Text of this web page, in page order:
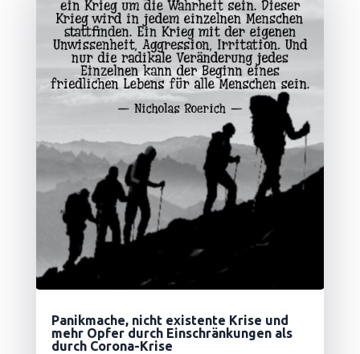
Panikmache, nicht existente Krise und
mehr Opfer durch Einschränkungen als
durch Corona-Krise